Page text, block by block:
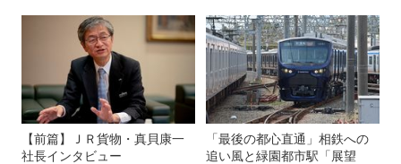
【前篇】ＪＲ貨物・真貝康一
社長インタビュー
「最後の都心直通」相鉄への
追い風と緑園都市駅「展望